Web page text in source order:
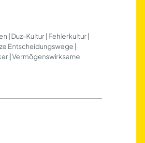
| Duz-Kultur | Fehlerkultur |
Entscheidungswege |
| Vermögenswirksame